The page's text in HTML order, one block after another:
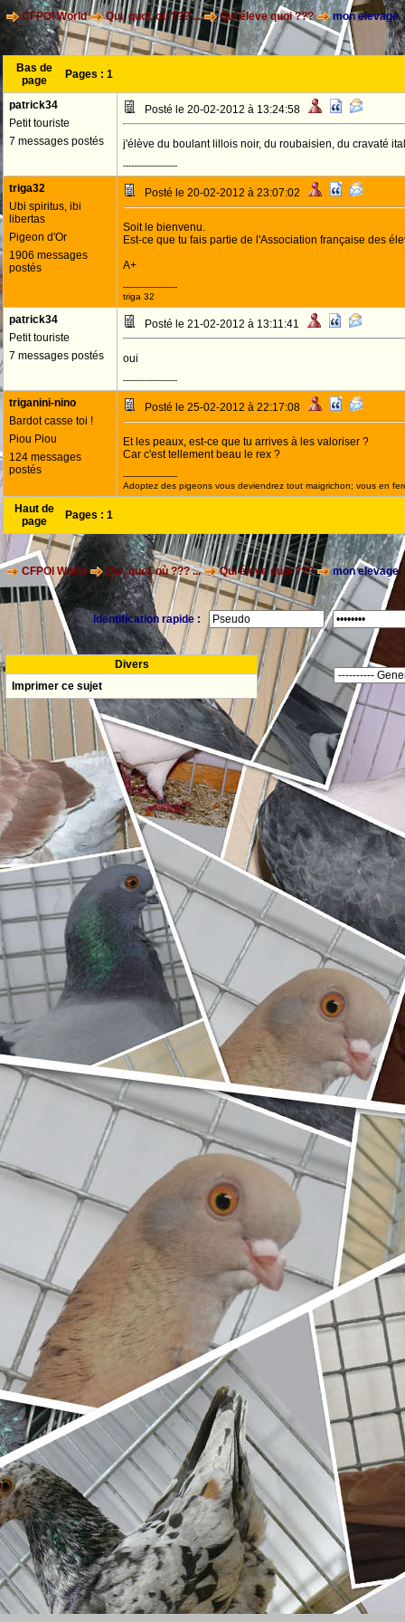
CFPOI World Qui, quoi, où ??? ... Qui éleve quoi ??? mon elevage
Bas de
page
Pages : 1
patrick34
Petit touriste
7 messages postés
Posté le 20-02-2012 à 13:24:58
j'élève du boulant lillois noir, du roubaisien, du cravaté
--------------------
triga32
Ubi spiritus, ibi
libertas
Pigeon d'Or
1906 messages
postés
Posté le 20-02-2012 à 23:07:02
Soit le bienvenu.
Est-ce que tu fais partie de l'Association française des
A+
--------------------
triga 32
patrick34
Petit touriste
7 messages postés
Posté le 21-02-2012 à 13:11:41
oui
--------------------
triganini-nino
Bardot casse toi !
Piou Piou
124 messages
postés
Posté le 25-02-2012 à 22:17:08
Et les peaux, est-ce que tu arrives à les valoriser ?
Car c'est tellement beau le rex ?
--------------------
Adoptez des pigeons vous deviendrez tout maigrichon; vous en
Haut de
page
Pages : 1
CFPOI World Qui, quoi, où ??? ... Qui éleve quoi ??? mon elevage
Identification rapide :
Divers
Imprimer ce sujet